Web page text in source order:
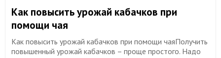
​Как повысить урожай кабачков при
помощи чая
Как повысить урожай кабачков при помощи чаяПолучить
повышенный урожай кабачков – проще простого. Надо